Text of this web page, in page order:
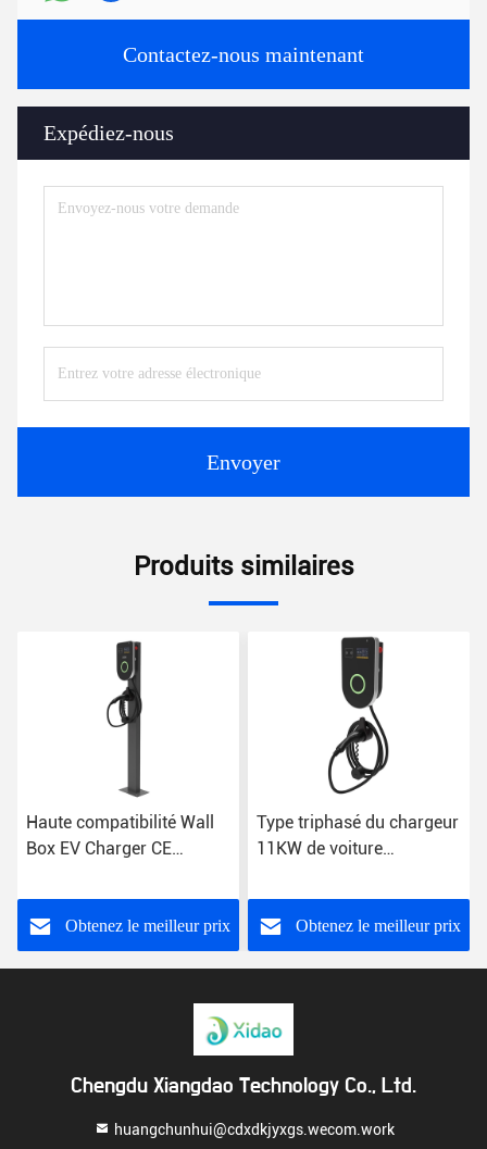
Contactez-nous maintenant
Expédiez-nous
Envoyer
Produits similaires
Haute compatibilité Wall
Box EV Charger CE
murale EV
Obtenez le meilleur prix
Type triphasé du chargeur
11KW de voiture
points de remplissage à la
maisonObtenez le meilleur prix
Chengdu Xiangdao Technology Co., Ltd.
huangchunhui@cdxdkjyxgs.wecom.work